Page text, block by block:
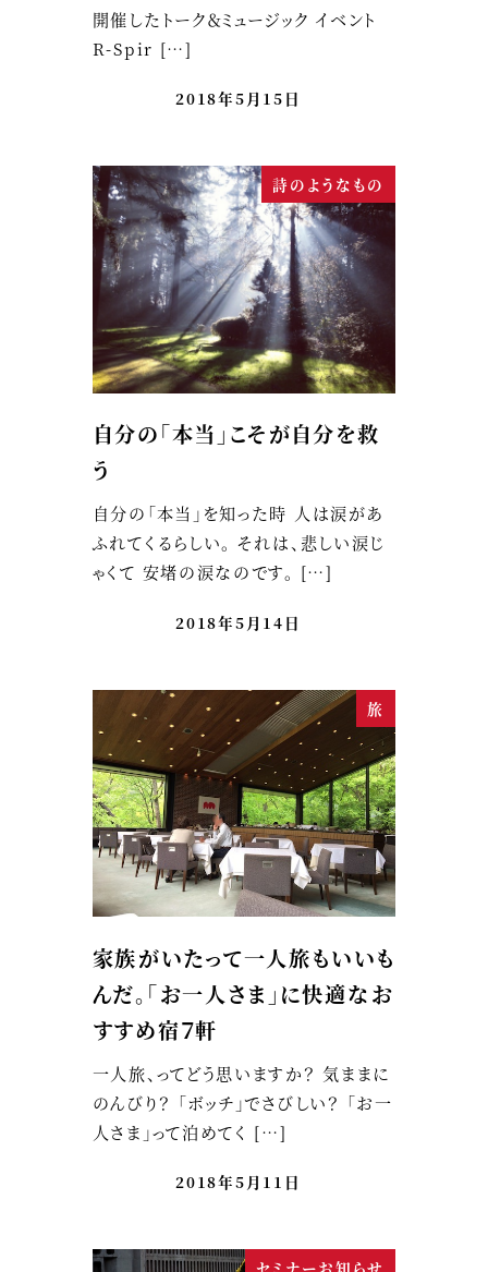
開催したトーク＆ミュージック イベント
R-Spir […]
2018年5月15日
詩のようなもの
自分の「本当」こそが自分を救
う
自分の「本当」を知った時 人は涙があ
ふれてくるらしい。 それは、悲しい涙じ
ゃくて 安堵の涙なのです。 […]
2018年5月14日
旅
家族がいたって一人旅もいいも
んだ。「お一人さま」に快適なお
すすめ宿７軒
一人旅、ってどう思いますか？ 気ままに
のんびり？ 「ボッチ」でさびしい？ 「お一
人さま」って泊めてく […]
2018年5月11日